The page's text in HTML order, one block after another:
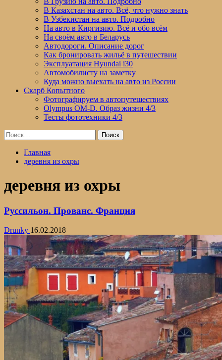
В Казахстан на авто. Всё, что нужно знать
В Узбекистан на авто. Подробно
На авто в Киргизию. Всё и обо всём
На своём авто в Беларусь
Автодороги. Описание дорог
Как бронировать жильё в путешествии
Эксплуатация Hyundai i30
Автомобилисту на заметку
Куда можно выехать на авто из России
Скарб Копытного
Фотографируем в автопутешествиях
Olympus OM-D. Образ жизни 4/3
Тесты фототехники 4/3
Найти:
Главная
деревня из охры
деревня из охры
Руссильон. Прованс. Франция
Drunky 16.02.2018